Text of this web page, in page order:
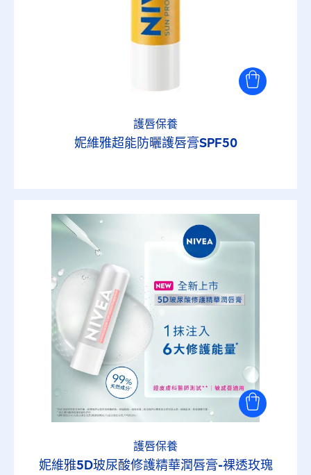
護唇保養
妮維雅超能防曬護唇膏SPF50
護唇保養
妮維雅5D玻尿酸修護精華潤唇膏-裸透玫瑰